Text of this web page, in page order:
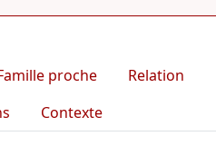
proche
Relation
Contexte